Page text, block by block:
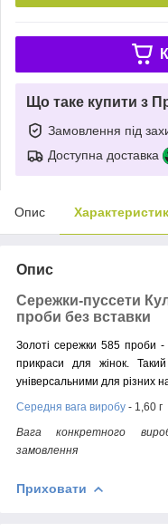
Що таке купити з
Замовлення під
Доступна доставка
Опис
Опис
Сережки-пуссети
проби без вставки
Золоті сережки 585 проби -
прикраси для жінок.
універсальними для різних
Середня вага виробу - 1,60 г
Вага конкретного
замовлення
Приховати